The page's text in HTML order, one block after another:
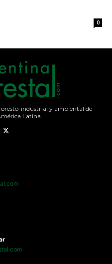
0
industrial y ambiental de
Latina